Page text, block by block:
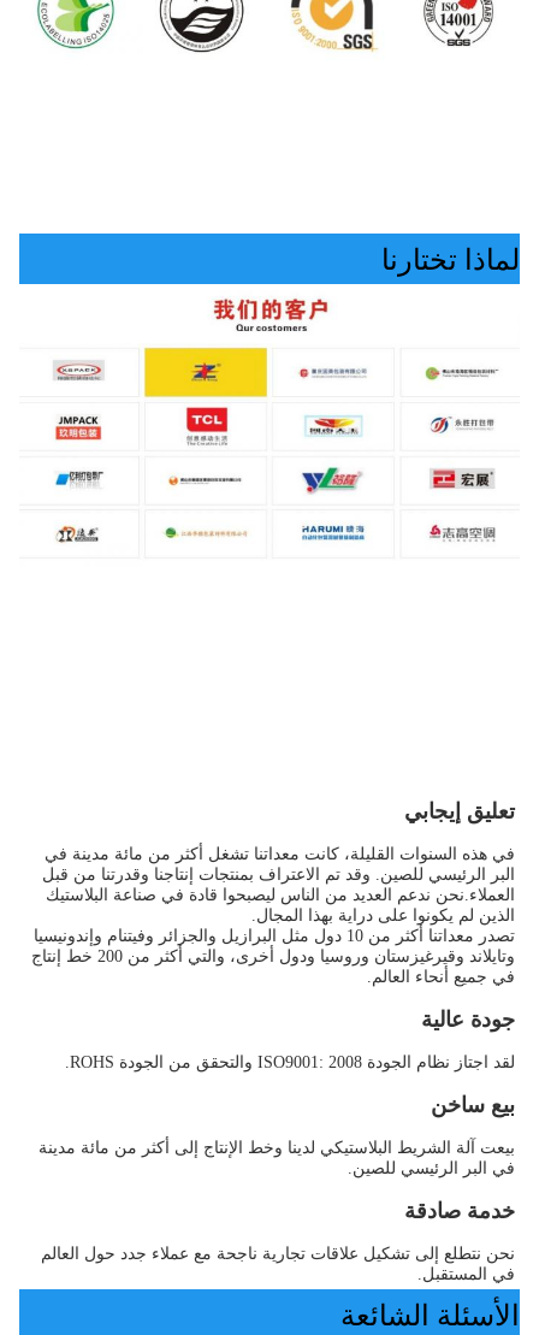
لماذا تختارنا
تعليق إيجابي
الذين لم يكونوا على دراية بهذا المجال.
في جميع أنحاء العالم.
جودة عالية
لقد اجتاز نظام الجودة ISO9001: 2008 والتحقق من الجودة ROHS.
بيع ساخن
في البر الرئيسي للصين.
خدمة صادقة
في المستقبل.
الأسئلة الشائعة